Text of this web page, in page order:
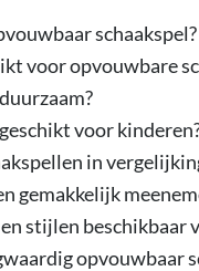
schaakspel?
voor opvouwbare
voor
in
gemakkelijk
stijlen beschikbaar
opvouwbaar